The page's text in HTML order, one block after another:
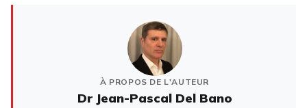
À PROPOS DE L'AUTEUR
Dr Jean-Pascal Del Bano